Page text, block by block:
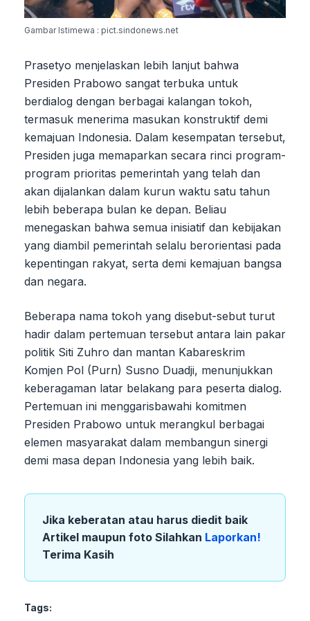
Gambar Istimewa : pict.sindonews.net
Prasetyo menjelaskan lebih lanjut bahwa
Presiden Prabowo sangat terbuka untuk
berdialog dengan berbagai kalangan tokoh,
termasuk menerima masukan konstruktif demi
kemajuan Indonesia. Dalam kesempatan tersebut,
Presiden juga memaparkan secara rinci program-
program prioritas pemerintah yang telah dan
akan dijalankan dalam kurun waktu satu tahun
lebih beberapa bulan ke depan. Beliau
menegaskan bahwa semua inisiatif dan kebijakan
yang diambil pemerintah selalu berorientasi pada
kepentingan rakyat, serta demi kemajuan bangsa
dan negara.
Beberapa nama tokoh yang disebut-sebut turut
hadir dalam pertemuan tersebut antara lain pakar
politik Siti Zuhro dan mantan Kabareskrim
Komjen Pol (Purn) Susno Duadji, menunjukkan
keberagaman latar belakang para peserta dialog.
Pertemuan ini menggarisbawahi komitmen
Presiden Prabowo untuk merangkul berbagai
elemen masyarakat dalam membangun sinergi
demi masa depan Indonesia yang lebih baik.
Jika keberatan atau harus diedit baik
Artikel maupun foto Silahkan Laporkan!
Terima Kasih
Tags: